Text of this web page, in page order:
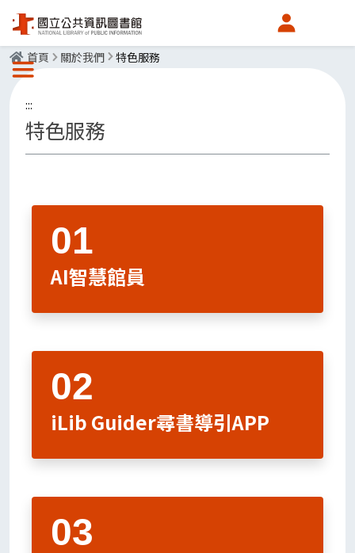
會員中心
選單按鈕
首頁 關於我們 特色服務
:::
特色服務
AI智慧館員
iLib Guider尋書導引APP